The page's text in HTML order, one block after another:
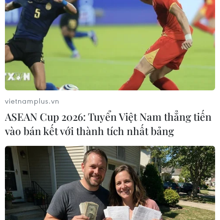
Trần Hưng Đạo, Trần Khánh Dư
TIN LIÊN QUAN
vietnamplus.vn
ASEAN Cup 2026: Tuyển Việt Nam thẳng tiến
vào bán kết với thành tích nhất bảng